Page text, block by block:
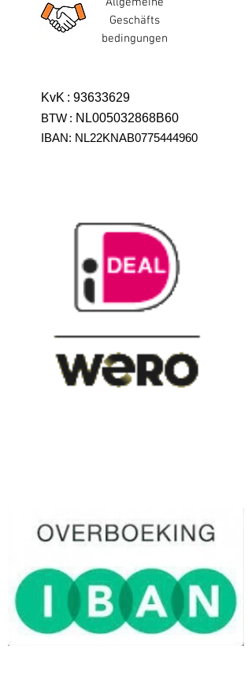
Geschäfts
bedingungen
KvK : 93633629
BTW : NL005032868B60
IBAN: NL22KNAB0775444960